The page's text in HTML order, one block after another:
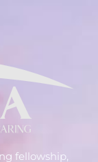
fellowship,